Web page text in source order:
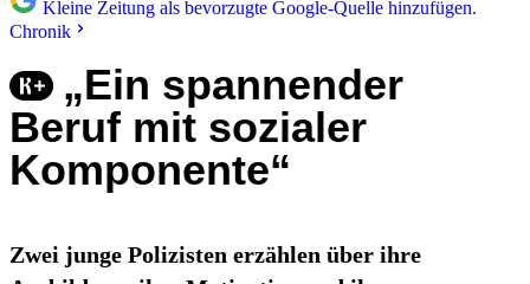
Kleine Zeitung als bevorzugte Google-Quelle hinzufügen.
Chronik
„Ein spannender
Beruf mit sozialer
Komponente“
Zwei junge Polizisten erzählen über ihre